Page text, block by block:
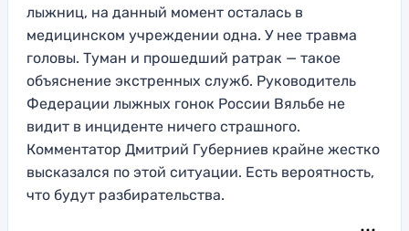
лыжниц, на данный момент осталась в
медицинском учреждении одна. У нее травма
головы. Туман и прошедший ратрак — такое
объяснение экстренных служб. Руководитель
Федерации лыжных гонок России Вяльбе не
видит в инциденте ничего страшного.
Комментатор Дмитрий Губерниев крайне жестко
высказался по этой ситуации. Есть вероятность,
что будут разбирательства.